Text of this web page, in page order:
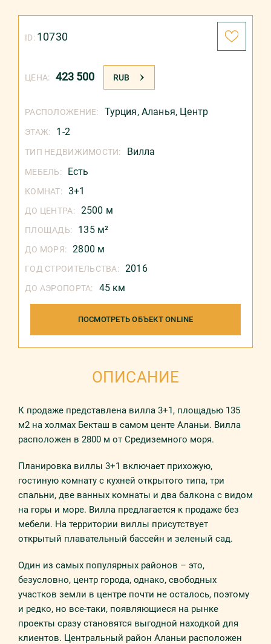
ЦЕНА: 423 500 RUB
ID: 10730
РАСПОЛОЖЕНИЕ: Турция, Аланья, Центр
ЭТАЖ: 1-2
ТИП НЕДВИЖИМОСТИ: Вилла
МЕБЕЛЬ: Есть
КОМНАТ: 3+1
ДО ЦЕНТРА: 2500 м
ПЛОЩАДЬ: 135 м²
ДО МОРЯ: 2800 м
ГОД СТРОИТЕЛЬСТВА: 2016
ДО АЭРОПОРТА: 45 км
ПОСМОТРЕТЬ ОБЪЕКТ ONLINE
ОПИСАНИЕ
К продаже представлена вилла 3+1, площадью 135
м2 на холмах Бекташ в самом центе Аланьи. Вилла
расположен в 2800 м от Средиземного моря.
Планировка виллы 3+1 включает прихожую,
гостиную комнату с кухней открытого типа, три
спальни, две ванных комнаты и два балкона с видом
на горы и море. Вилла предлагается к продаже без
мебели. На территории виллы присутствует
открытый плавательный бассейн и зеленый сад.
Один из самых популярных районов – это,
безусловно, центр города, однако, свободных
участков земли в центре почти не осталось, поэтому
и редко, но все-таки, появляющиеся на рынке
проекты сразу становятся выгодной находкой для
клиентов. Центральный район Аланьи расположен